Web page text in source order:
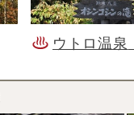
ウトロ温泉